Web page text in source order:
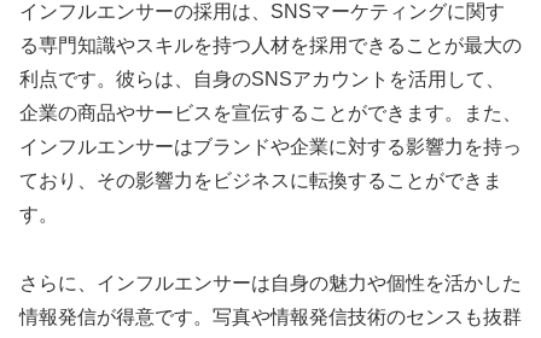
インフルエンサーの採用は、SNSマーケティングに関す
る専門知識やスキルを持つ人材を採用できることが最大の
利点です。彼らは、自身のSNSアカウントを活用して、
企業の商品やサービスを宣伝することができます。また、
インフルエンサーはブランドや企業に対する影響力を持っ
ており、その影響力をビジネスに転換することができま
す。
さらに、インフルエンサーは自身の魅力や個性を活かした
情報発信が得意です。写真や情報発信技術のセンスも抜群